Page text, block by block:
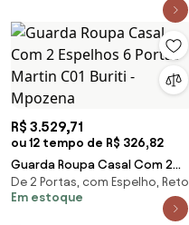
R$ 3.529,71
ou 12 tempo de R$ 326,82
Guarda Roupa Casal Com 2
Espelhos 6 Portas Martin C01
Buriti - Mpozena
De 2 Portas, com Espelho, Reto
Em estoque